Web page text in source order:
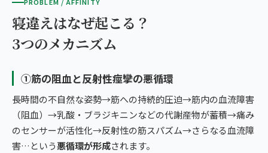
寝違えはなぜ起こる？
3つのメカニズム
①筋の阻血と反射性痙攣の悪循環
長時間の不自然な姿勢→筋への持続的圧迫→筋内の血流障害
（阻血）→乳酸・ブラジキニンなどの代謝産物が蓄積→痛み
のセンサーが活性化→反射性の筋スパズム→さらなる血流障
害…という悪循環が形成されます。